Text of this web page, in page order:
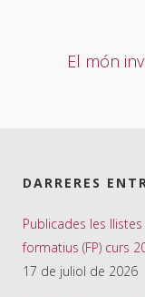
El món
DARRERES
Publicades les
formatius (FP) curs
17 de juliol de 2026